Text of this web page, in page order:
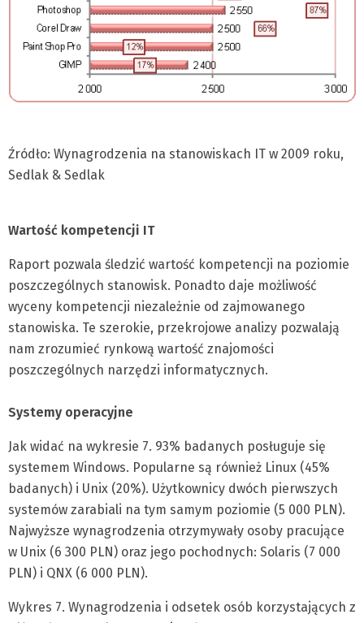
Źródło: Wynagrodzenia na stanowiskach IT w 2009 roku,
Sedlak & Sedlak
Wartość kompetencji IT
Raport pozwala śledzić wartość kompetencji na poziomie
poszczególnych stanowisk. Ponadto daje możliwość
wyceny kompetencji niezależnie od zajmowanego
stanowiska. Te szerokie, przekrojowe analizy pozwalają
nam zrozumieć rynkową wartość znajomości
poszczególnych narzędzi informatycznych.
Systemy operacyjne
Jak widać na wykresie 7. 93% badanych posługuje się
systemem Windows. Popularne są również Linux (45%
badanych) i Unix (20%). Użytkownicy dwóch pierwszych
systemów zarabiali na tym samym poziomie (5 000 PLN).
Najwyższe wynagrodzenia otrzymywały osoby pracujące
w Unix (6 300 PLN) oraz jego pochodnych: Solaris (7 000
PLN) i QNX (6 000 PLN).
Wykres 7. Wynagrodzenia i odsetek osób korzystających z